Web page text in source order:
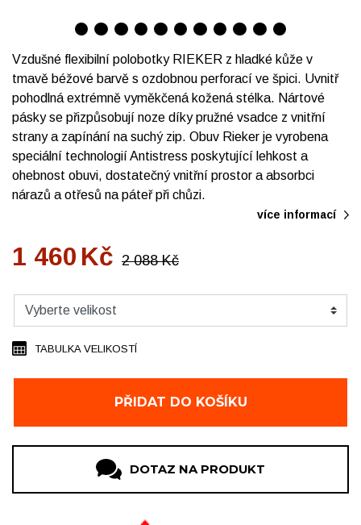
Vzdušné flexibilní polobotky RIEKER z hladké kůže v
tmavě béžové barvě s ozdobnou perforací ve špici. Uvnitř
pohodlná extrémně vyměkčená kožená stélka. Nártové
pásky se přizpůsobují noze díky pružné vsadce z vnitřní
strany a zapínání na suchý zip. Obuv Rieker je vyrobena
speciální technologií Antistress poskytující lehkost a
ohebnost obuvi, dostatečný vnitřní prostor a absorbci
nárazů a otřesů na páteř při chůzi.
více informací
1 460 Kč 2 088 Kč
PŘIDAT DO KOŠÍKU
TABULKA VELIKOSTÍ
DOTAZ NA PRODUKT